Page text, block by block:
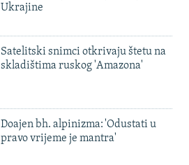
Ukrajine
Satelitski snimci otkrivaju štetu na
skladištima ruskog 'Amazona'
Doajen bh. alpinizma: 'Odustati u
pravo vrijeme je mantra'